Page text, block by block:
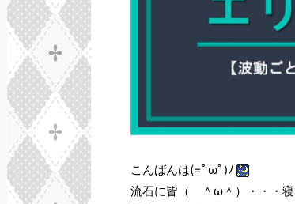
こんばんは(=ﾟωﾟ)ﾉ
流石に皆（ ＾ω＾）・・・寝